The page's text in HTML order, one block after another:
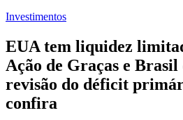
Investimentos
EUA tem liquidez
Ação de Graças e
revisão do déficit
confira